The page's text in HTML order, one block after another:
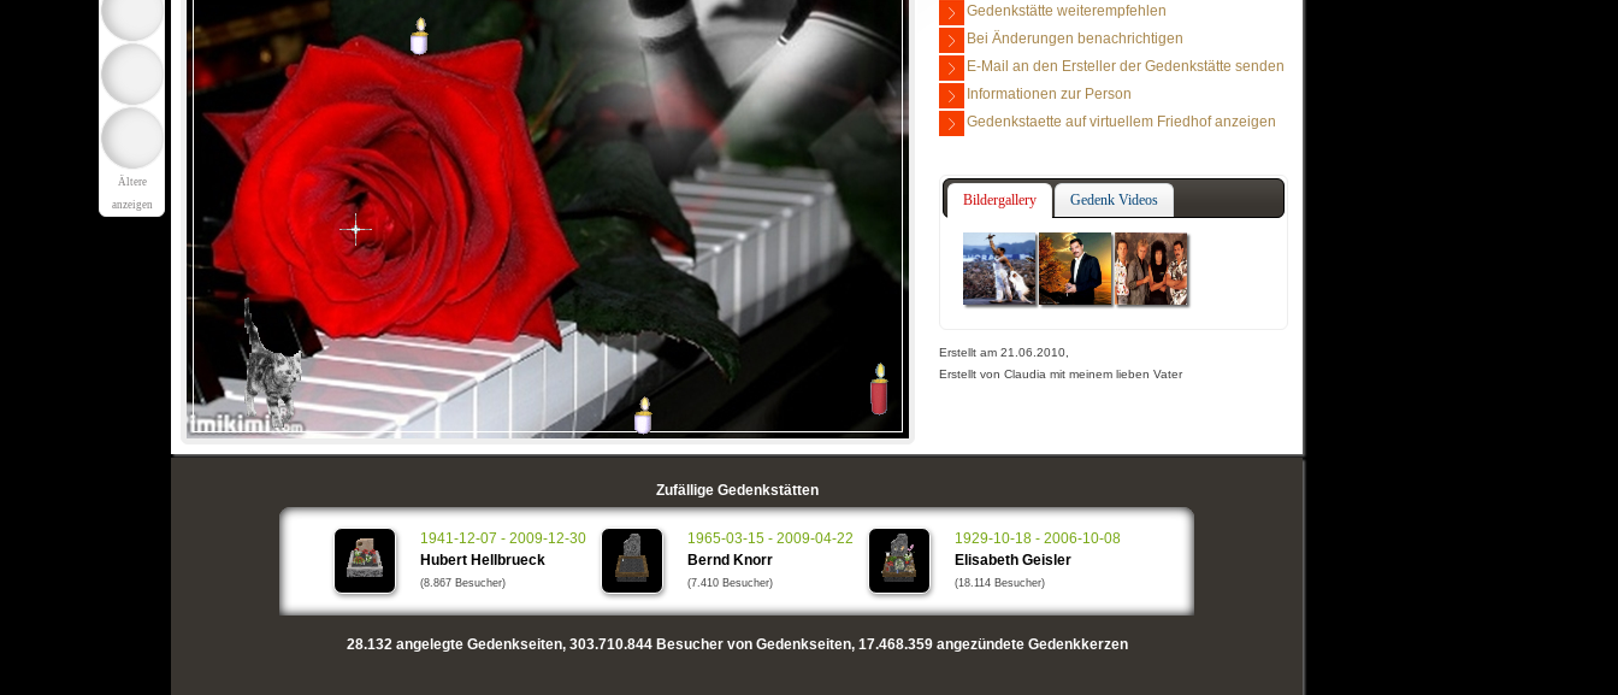
Ältere
anzeigen
Gedenkstätte weiterempfehlen
Bei Änderungen benachrichtigen
E-Mail an den Ersteller der Gedenkstätte senden
Informationen zur Person
Gedenkstaette auf virtuellem Friedhof anzeigen
Bildergallery Gedenk Videos
Erstellt am 21.06.2010,
Erstellt von Claudia mit meinem lieben Vater
Zufällige Gedenkstätten
1941-12-07 - 2009-12-30
Hubert Hellbrueck
(8.867 Besucher)
1965-03-15 - 2009-04-22
Bernd Knorr
(7.410 Besucher)
1929-10-18 - 2006-10-08
Elisabeth Geisler
(18.114 Besucher)
28.132angelegte Gedenkseiten, 303.710.844Besucher von Gedenkseiten, 17.468.359angezündete Gedenkkerzen